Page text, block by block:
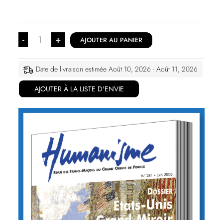
- + AJOUTER AU PANIER
Date de livraison estimée Août 10, 2026 - Août 11, 2026
AJOUTER À LA LISTE D'ENVIE